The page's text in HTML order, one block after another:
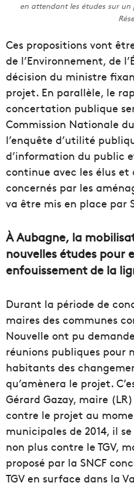
en attendant les études sur un
Ces propositions vont
de l’Environnement, de
décision du ministre
projet. En parallèle, le
concertation publique
Commission Nationale
l’enquête d’utilité
d’information du public
continue avec les élus
concernés par les
va être mis en place par
À Aubagne, la
nouvelles études pour
enfouissement de la
Durant la période de
maires des communes
Nouvelle ont pu
réunions publiques pour
habitants des
qu’amènera le projet.
Gérard Gazay, maire
contre le projet au
municipales de 2014, il
non plus contre le TGV,
proposé par la SNCF
TGV en surface dans la